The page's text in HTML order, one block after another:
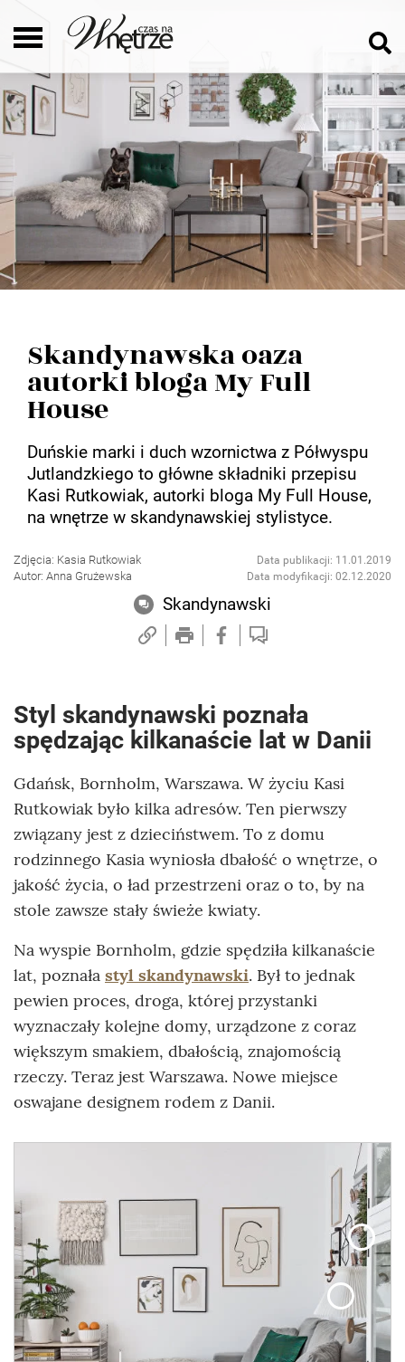
Skandynawska oaza
autorki bloga My Full
House
Duńskie marki i duch wzornictwa z Półwyspu
Jutlandzkiego to główne składniki przepisu
Kasi Rutkowiak, autorki bloga My Full House,
na wnętrze w skandynawskiej stylistyce.
Zdjęcia: Kasia Rutkowiak
Autor: Anna Grużewska
Data publikacji: 11.01.2019
Data modyfikacji: 02.12.2020
Skandynawski
Styl skandynawski poznała
spędzając kilkanaście lat w Danii
Gdańsk, Bornholm, Warszawa. W życiu Kasi
Rutkowiak było kilka adresów. Ten pierwszy
związany jest z dzieciństwem. To z domu
rodzinnego Kasia wyniosła dbałość o wnętrze, o
jakość życia, o ład przestrzeni oraz o to, by na
stole zawsze stały świeże kwiaty.
Na wyspie Bornholm, gdzie spędziła kilkanaście
lat, poznała styl skandynawski. Był to jednak
pewien proces, droga, której przystanki
wyznaczały kolejne domy, urządzone z coraz
większym smakiem, dbałością, znajomością
rzeczy. Teraz jest Warszawa. Nowe miejsce
oswajane designem rodem z Danii.